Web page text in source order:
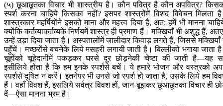
(५) छूआछूतका विचार भी शास्त्रीय है। कौन पवित्र है कौन अपवित्र?
स्पर्श करना चाहिये किसका नहीं? इसपर शास्त्रोंमें विशद विवेचन मिलता
शास्त्रकार महर्षियोंने इसको माना और महत्त्व दिया है, अत: हमें भी मानना
क्योंकि कर्तव्याकर्तव्यके निर्णयमें शास्त्र ही प्रमाण हैं। मक्खियाँ भी अशुद्ध हैं,
उन्हें उड़ा दिया जाता है। अस्पतालोंमें जालीदार किवाड़ लगते हैं, जिससे मक्खियाँ
पहुँचें। मच्छरोंसे बचनेके लिये मसहरी लगायी जाती है। बिल्लीको भगाया जाता
चूहोंको चूहेदानीमें पकड़कर घरसे दूर छोड़नेकी चेष्टा की जाती है—यह
इसीलिये होता है कि हम इनके स्पर्शसे बचें। ये हमारे भोजन और वस्त्रको
स्पर्शसे दूषित न करें। इतनेपर भी उनसे जो स्पर्श हो जाता है, उसके लिये हम
हैं। वहाँ विवश हैं, इसलिये सर्वत्र विवश हों, जान-बूझकर छूआछूतका विचार ही
दें—ऐसा मानना भ्रम है।